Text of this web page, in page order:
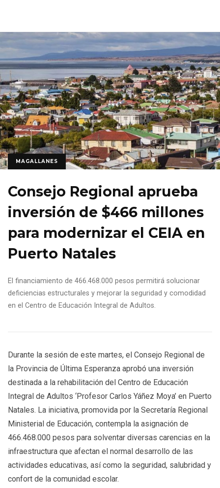
MAGALLANES
Consejo Regional aprueba
inversión de $466 millones
para modernizar el CEIA en
Puerto Natales
El financiamiento de 466.468.000 pesos permitirá solucionar
deficiencias estructurales y mejorar la seguridad y comodidad
en el Centro de Educación Integral de Adultos.
Durante la sesión de este martes, el Consejo Regional de
la Provincia de Última Esperanza aprobó una inversión
destinada a la rehabilitación del Centro de Educación
Integral de Adultos ‘Profesor Carlos Yáñez Moya’ en Puerto
Natales. La iniciativa, promovida por la Secretaría Regional
Ministerial de Educación, contempla la asignación de
466.468.000 pesos para solventar diversas carencias en la
infraestructura que afectan el normal desarrollo de las
actividades educativas, así como la seguridad, salubridad y
confort de la comunidad escolar.